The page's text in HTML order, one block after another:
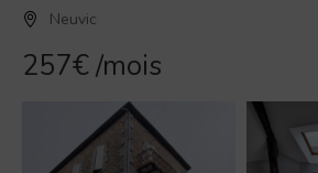
Neuvic
257€/mois